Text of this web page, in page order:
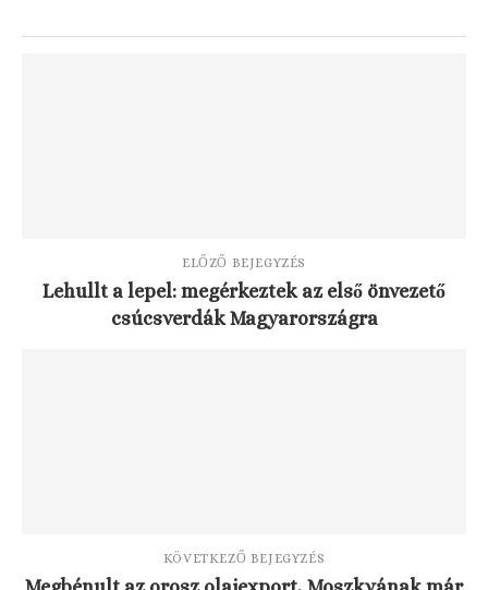
ELŐZŐ BEJEGYZÉS
Lehullt a lepel: megérkeztek az első önvezető
csúcsverdák Magyarországra
KÖVETKEZŐ BEJEGYZÉS